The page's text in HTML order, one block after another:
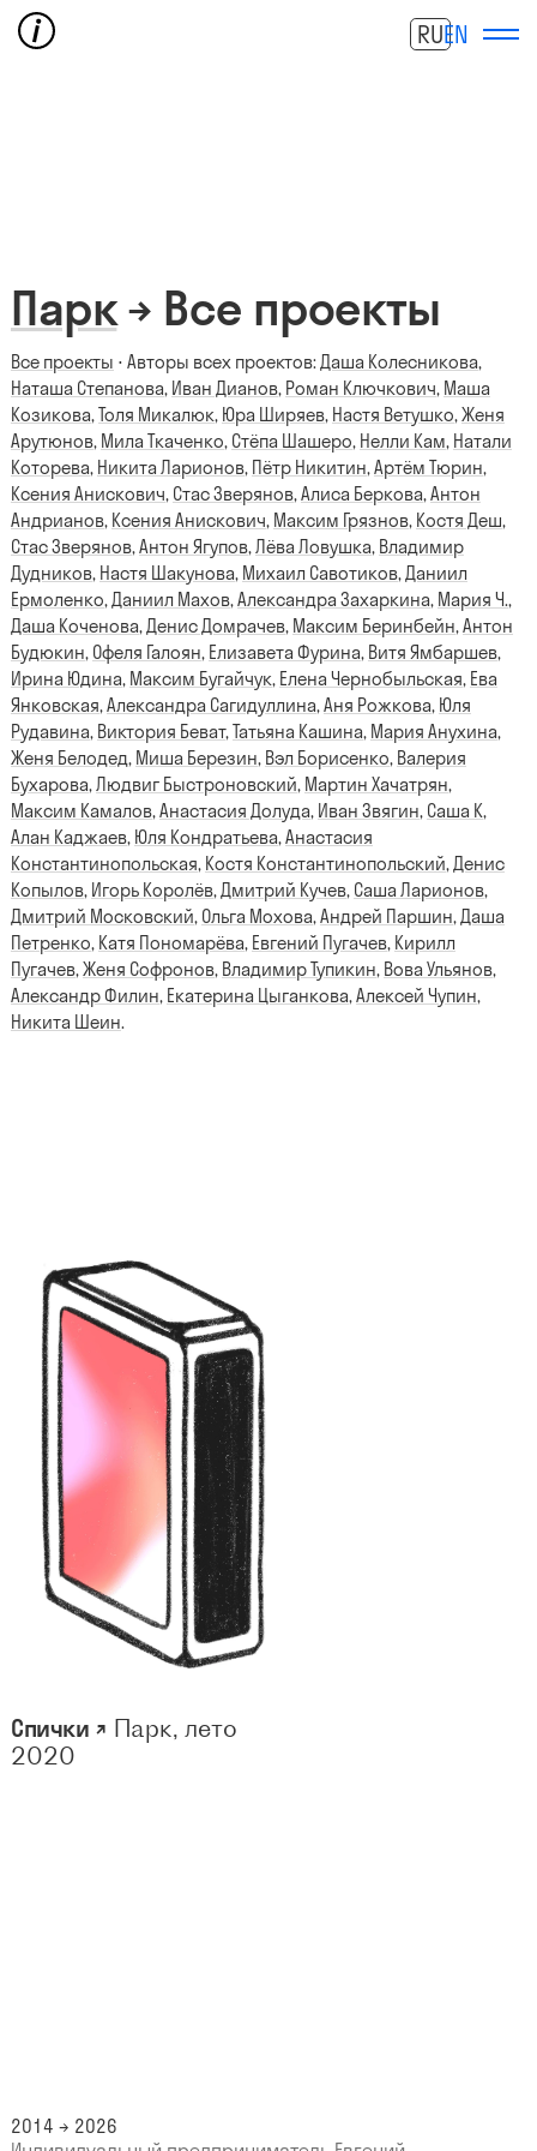
RUEN
Парк→ Все проекты
Все проекты ⋅ Авторы всех проектов:Даша Колесникова,
Наташа Степанова, Иван Дианов, Роман Ключкович, Маша
Козикова,Толя Микалюк, Юра Ширяев, Настя Ветушко,Женя
Арутюнов, Мила Ткаченко, Стёпа Шашеро, Нелли Кам, Натали
Которева, Никита Ларионов, Пётр Никитин,Артём Тюрин,
Ксения Анискович, Стас Зверянов,Алиса Беркова,Антон
Андрианов, Ксения Анискович, Максим Грязнов, Костя Деш,
Стас Зверянов,Антон Ягупов,Лёва Ловушка, Владимир
Дудников, Настя Шакунова, Михаил Савотиков,Даниил
Ермоленко,Даниил Махов,Александра Захаркина, Мария Ч.,
Даша Коченова,Денис Домрачев, Максим Беринбейн,Антон
Будюкин, Офеля Галоян, Елизавета Фурина, Витя Ямбаршев,
Ирина Юдина, Максим Бугайчук, Елена Чернобыльская, Ева
Янковская,Александра Сагидуллина,Аня Рожкова, Юля
Рудавина, Виктория Беват,Татьяна Кашина, Мария Анухина,
Женя Белодед, Миша Березин, Вэл Борисенко, Валерия
Бухарова,Людвиг Быстроновский, Мартин Хачатрян,
Максим Камалов,Анастасия Долуда, Иван Звягин, Саша К,
Алан Каджаев, Юля Кондратьева,Анастасия
Константинопольская, Костя Константинопольский,Денис
Копылов, Игорь Королёв,Дмитрий Кучев, Саша Ларионов,
Дмитрий Московский, Ольга Мохова,Андрей Паршин,Даша
Петренко, Катя Пономарёва, Евгений Пугачев, Кирилл
Пугачев,Женя Софронов, Владимир Тупикин, Вова Ульянов,
Александр Филин, Екатерина Цыганкова,Алексей Чупин,
Никита Шеин.
Спички ↗ Парк, лето
2020
2014 → 2026